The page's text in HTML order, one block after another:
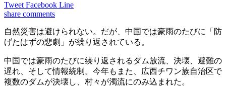
Tweet Facebook Line
share comments
自然災害は避けられない。だが、中国では豪雨のたびに「防
げたはずの悲劇」が繰り返されている。
中国では豪雨のたびに繰り返されるダム放流、決壊、避難の
遅れ、そして情報統制。今年もまた、広西チワン族自治区で
複数のダムが決壊し、村々が濁流にのみ込まれた。